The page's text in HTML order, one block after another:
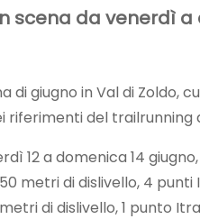
scena da venerdì
di giugno in Val di Zoldo,
riferimenti del trailrunning
a domenica 14 giugno,
metri di dislivello, 4
di dislivello, 1 punto